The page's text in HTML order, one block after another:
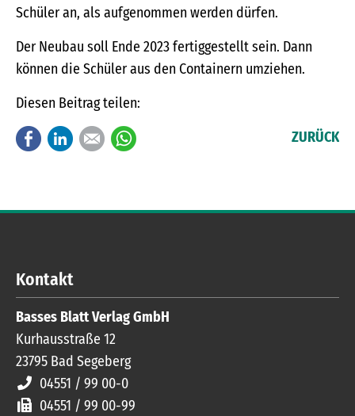
Schüler an, als aufgenommen werden dürfen.
Der Neubau soll Ende 2023 fertiggestellt sein. Dann
können die Schüler aus den Containern umziehen.
Diesen Beitrag teilen:
FacebookLinkedInE-mail ZURÜCK
Kontakt
Basses Blatt Verlag GmbH
Kurhausstraße 12
23795 Bad Segeberg
04551 / 99 00-0
04551 / 99 00-99